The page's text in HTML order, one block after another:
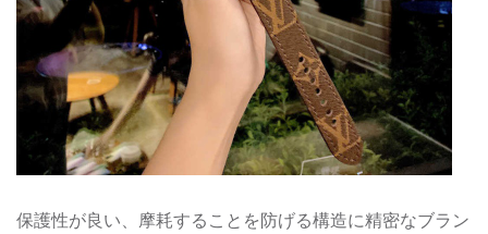
保護性が良い、摩耗することを防げる構造に精密なブラン